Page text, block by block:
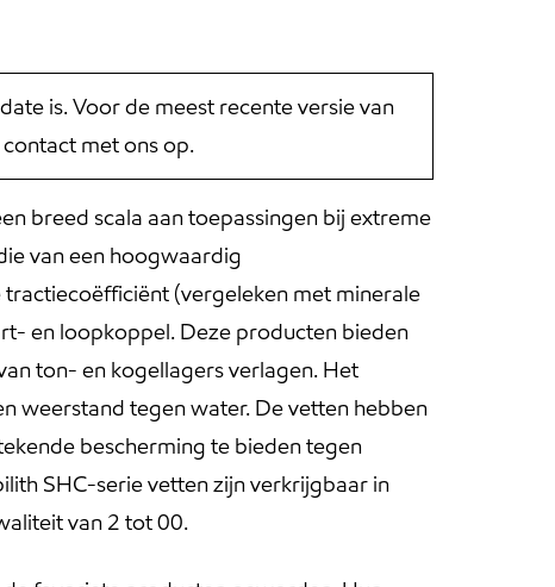
is. Voor de meest recente versie van
met ons op.
breed scala aan toepassingen bij extreme
van een hoogwaardig
(vergeleken met minerale
en loopkoppel. Deze producten bieden
ton- en kogellagers verlagen. Het
weerstand tegen water. De vetten hebben
bescherming te bieden tegen
SHC-serie vetten zijn verkrijgbaar in
van 2 tot 00.